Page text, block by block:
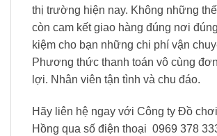
thị trường hiện nay. Không những
còn cam kết giao hàng đúng nơi
kiệm cho bạn những chi phí vận
Phương thức thanh toán vô cùng
lợi. Nhân viên tận tình và chu đáo.
Hãy liên hệ ngay với Công ty Đồ
Hồng qua số điện thoại 0969 378